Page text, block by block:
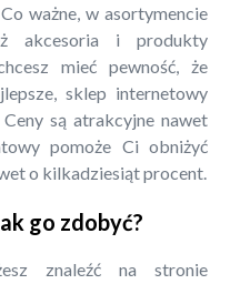
ważne, w asortymencie
akcesoria i produkty
mieć pewność, że
sklep internetowy
są atrakcyjne nawet
pomoże Ci obniżyć
o kilkadziesiąt procent.
go zdobyć?
znaleźć na stronie